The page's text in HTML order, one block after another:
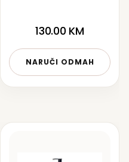
130.00 KM
NARUČI ODMAH